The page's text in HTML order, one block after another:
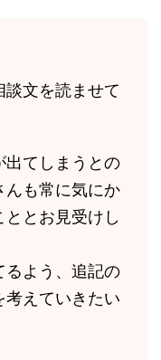
談文を読ませて
出てしまうとの
んも常に気にか
とお見受けし
るよう、追記の
考えていきたい